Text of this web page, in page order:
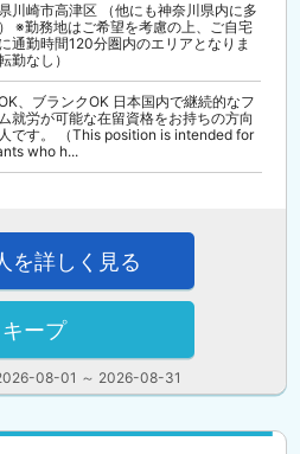
川崎市高津区 （他にも神奈川県内に多
※勤務地はご希望を考慮の上、ご自宅
通勤時間120分圏内のエリアとなりま
勤なし）
、ブランクOK 日本国内で継続的なフ
就労が可能な在留資格をお持ちの方向
です。 （This position is intended for
who h...
08-01 ～ 2026-08-31
を詳しく見る
キープ